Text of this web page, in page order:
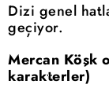
Dizi genel
geçiyor.
Mercan Köşk
karakterler)